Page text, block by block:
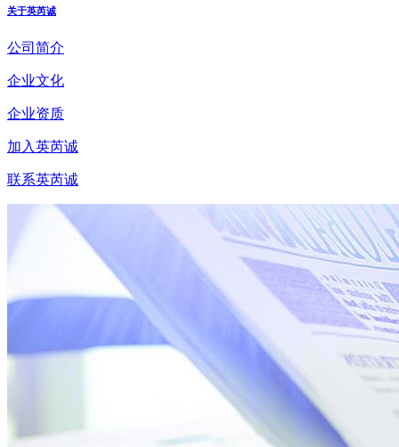
关于英芮诚
公司简介
企业文化
企业资质
加入英芮诚
联系英芮诚